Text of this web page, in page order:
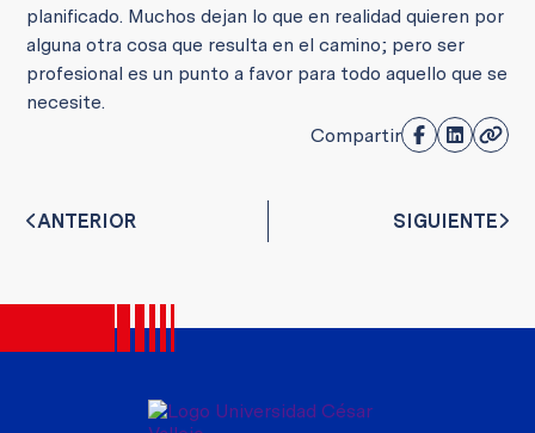
planificado. Muchos dejan lo que en realidad quieren por
alguna otra cosa que resulta en el camino; pero ser
profesional es un punto a favor para todo aquello que se
necesite.
Compartir
ANTERIOR SIGUIENTE